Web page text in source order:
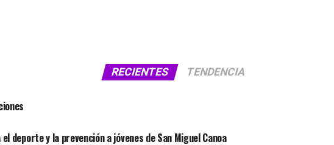
RECIENTES TENDENCIA
deporte y la prevención a jóvenes de San Miguel Canoa